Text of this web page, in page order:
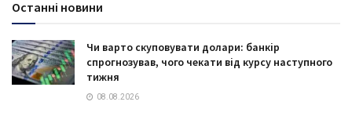
Останні новини
Чи варто скуповувати долари: банкір
спрогнозував, чого чекати від курсу наступного
тижня
08.08.2026